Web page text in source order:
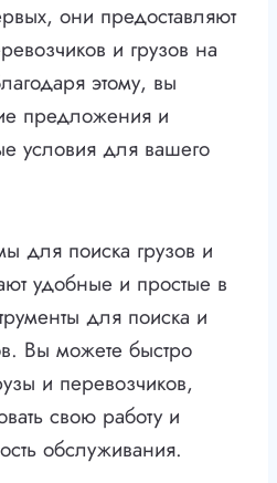
они предоставляют
и грузов на
этому, вы
предложения и
условия для вашего
для поиска грузов и
удобные и простые в
для поиска и
Вы можете быстро
и перевозчиков,
свою работу и
обслуживания.